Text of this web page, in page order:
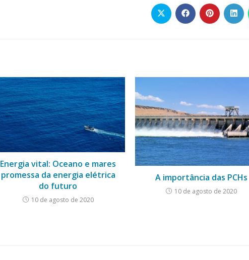
Abre
em
Abre
em
Abre
em
Abre
em
Energia vital: Oceano e mares
promessa da energia elétrica
do futuro
10 de agosto de 2020
A importância das PCHs
10 de agosto de 2020